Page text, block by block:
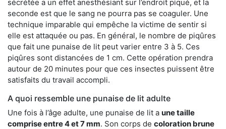
sécrétée a un effet anesthésiant sur l’endroit piqué, et la
seconde est que le sang ne pourra pas se coaguler. Une
technique imparable qui empêche la victime de sentir si
elle est attaquée ou pas. En général, le nombre de piqûres
que fait une punaise de lit peut varier entre 3 à 5. Ces
piqûres sont distancées de 1 cm. Cette opération prendra
autour de 20 minutes pour que ces insectes puissent être
satisfaits du travail accompli.
A quoi ressemble une punaise de lit adulte
Une fois à l’âge adulte, une punaise de lit a une taille
comprise entre 4 et 7 mm. Son corps de coloration brune